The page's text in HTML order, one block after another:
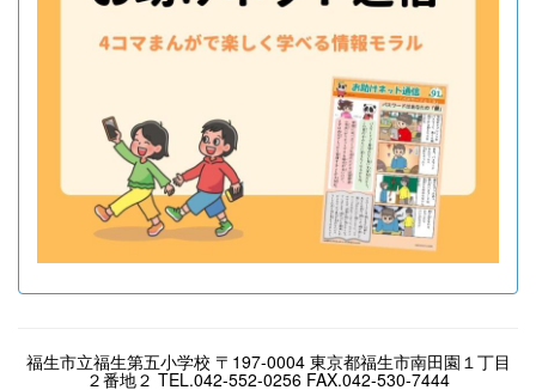
福生市立福生第五小学校 〒197-0004 東京都福生市南田園１丁目
２番地２ TEL.042-552-0256 FAX.042-530-7444